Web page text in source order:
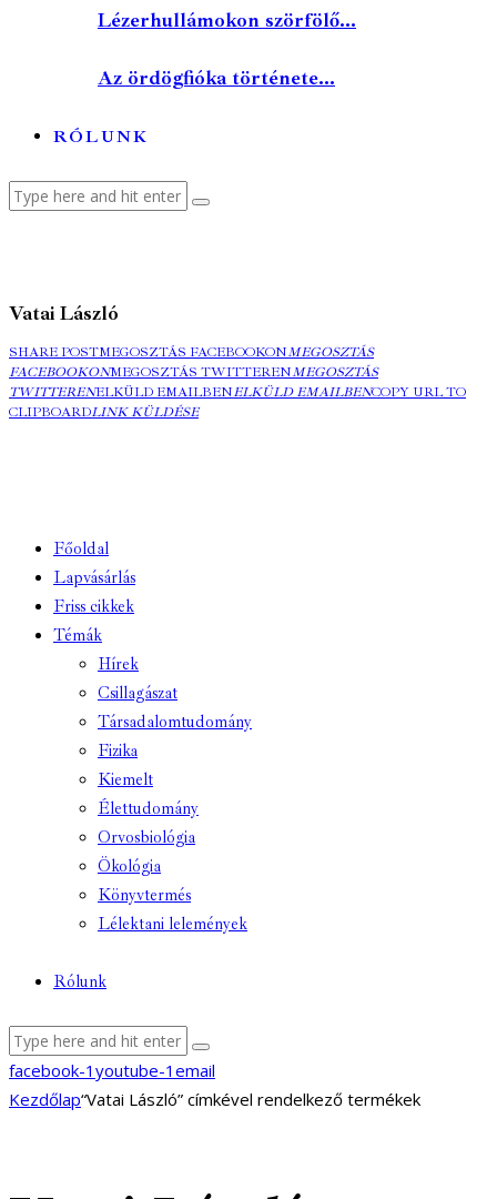
Lézerhullámokon szörfölő...
Az ördögfióka története...
RÓLUNK
Vatai László
SHARE POSTMEGOSZTÁS FACEBOOKONMEGOSZTÁS
FACEBOOKONMEGOSZTÁS TWITTERENMEGOSZTÁS
TWITTERENELKÜLD EMAILBENELKÜLD EMAILBENCOPY URL TO
CLIPBOARDLINK KÜLDÉSE
Főoldal
Lapvásárlás
Friss cikkek
Témák
Hírek
Csillagászat
Társadalomtudomány
Fizika
Kiemelt
Élettudomány
Orvosbiológia
Ökológia
Könyvtermés
Lélektani lelemények
Rólunk
facebook-1 youtube-1 email
Kezdőlap“Vatai László” címkével rendelkező termékek